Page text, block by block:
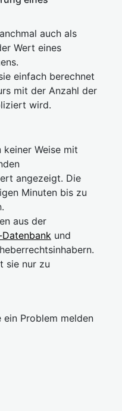
auch als
Wert eines
einfach berechnet
mit der Anzahl der
wird.
Weise mit
angezeigt. Die
Minuten bis zu
aus der
und
sie nur zu
ein Problem melden